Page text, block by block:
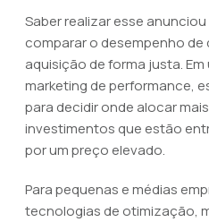
Saber realizar esse
comparar o desempenho de
aquisição de forma justa.
marketing de performance,
para decidir onde alocar
investimentos que estão
por um preço elevado.
Para pequenas e médias
tecnologias de otimização,